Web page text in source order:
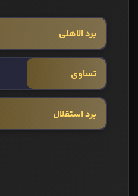
برد الاهلی
تساوی
برد استقلال